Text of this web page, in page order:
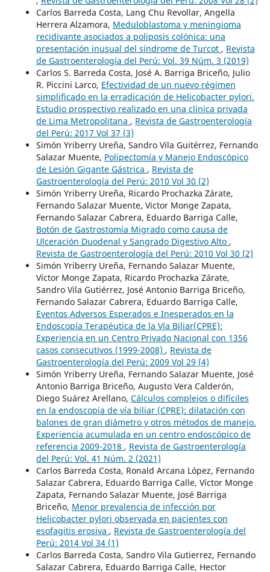
Carlos Barreda Costa, Lang Chu Revollar, Angella
Herrera Alzamora, Meduloblastoma y meningioma
recidivante asociados a poliposis colónica: una
presentación inusual del síndrome de Turcot , Revista
de Gastroenterología del Perú: Vol. 39 Núm. 3 (2019)
Carlos S. Barreda Costa, José A. Barriga Briceño, Julio
R. Piccini Larco, Efectividad de un nuevo régimen
simplificado en la erradicación de Helicobacter pylori.
Estudio prospectivo realizado en una clínica privada
de Lima Metropolitana , Revista de Gastroenterología
del Perú: 2017 Vol 37 (3)
Simón Yriberry Ureña, Sandro Vila Guitérrez, Fernando
Salazar Muente, Polipectomía y Manejo Endoscópico
de Lesión Gigante Gástrica , Revista de
Gastroenterología del Perú: 2010 Vol 30 (2)
Simón Yriberry Ureña, Ricardo Prochazka Zárate,
Fernando Salazar Muente, Victor Monge Zapata,
Fernando Salazar Cabrera, Eduardo Barriga Calle,
Botón de Gastrostomía Migrado como causa de
Ulceración Duodenal y Sangrado Digestivo Alto ,
Revista de Gastroenterología del Perú: 2010 Vol 30 (2)
Simón Yriberry Ureña, Fernando Salazar Muente,
Víctor Monge Zapata, Ricardo Prochazka Zárate,
Sandro Vila Gutiérrez, José Antonio Barriga Briceño,
Fernando Salazar Cabrera, Eduardo Barriga Calle,
Eventos Adversos Esperados e Inesperados en la
Endoscopía Terapéutica de la Vía Biliar(CPRE):
Experiencia en un Centro Privado Nacional con 1356
casos consecutivos (1999-2008) , Revista de
Gastroenterología del Perú: 2009 Vol 29 (4)
Simón Yriberry Ureña, Fernando Salazar Muente, José
Antonio Barriga Briceño, Augusto Vera Calderón,
Diego Suárez Arellano, Cálculos complejos o difíciles
en la endoscopia de vía biliar (CPRE): dilatación con
balones de gran diámetro y otros métodos de manejo.
Experiencia acumulada en un centro endoscópico de
referencia 2009-2018 , Revista de Gastroenterología
del Perú: Vol. 41 Núm. 2 (2021)
Carlos Barreda Costa, Ronald Arcana López, Fernando
Salazar Cabrera, Eduardo Barriga Calle, Víctor Monge
Zapata, Fernando Salazar Muente, José Barriga
Briceño, Menor prevalencia de infección por
Helicobacter pylori observada en pacientes con
esofagitis erosiva , Revista de Gastroenterología del
Perú: 2014 Vol 34 (1)
Carlos Barreda Costa, Sandro Vila Gutierrez, Fernando
Salazar Cabrera, Eduardo Barriga Calle, Hector